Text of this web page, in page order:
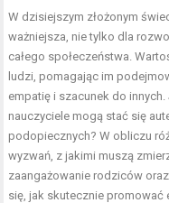
W dzisiejszym złożonym
ważniejsza, nie tylko dla
całego społeczeństwa.
ludzi, pomagając im
empatię i szacunek do
nauczyciele mogą stać się
podopiecznych? W obliczu
wyzwań, z jakimi muszą
zaangażowanie rodziców
się, jak skutecznie